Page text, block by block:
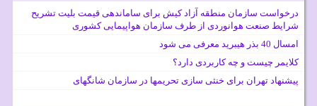
درخواست سازمان منطقه آزاد کیش برای ساماندهی قیمت بلیت تشریح
شرایط صنعت هوانوردی از طرف سازمان هواپیمایی کشوری
امسال 40 بذر هیبرید معرفی می شود
کلایمر چیست و چه کاربردی دارد؟
پیشنهاد تهران برای خنثی سازی تحریمها در سازمان شانگهای